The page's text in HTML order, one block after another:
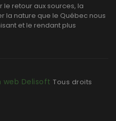
le retour aux sources, la
la nature que le Québec nous
et le rendant plus
Delisoft Tous droits